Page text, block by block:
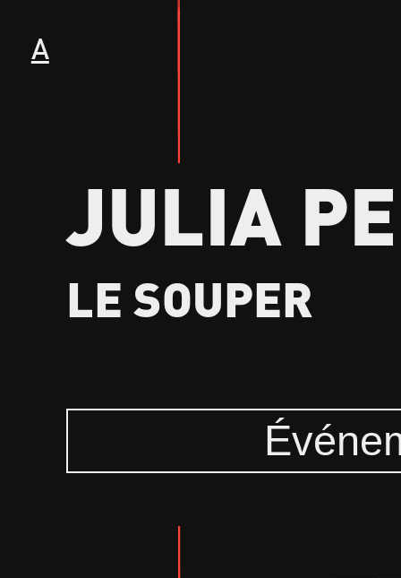
A
JULIA
LE SOUPER